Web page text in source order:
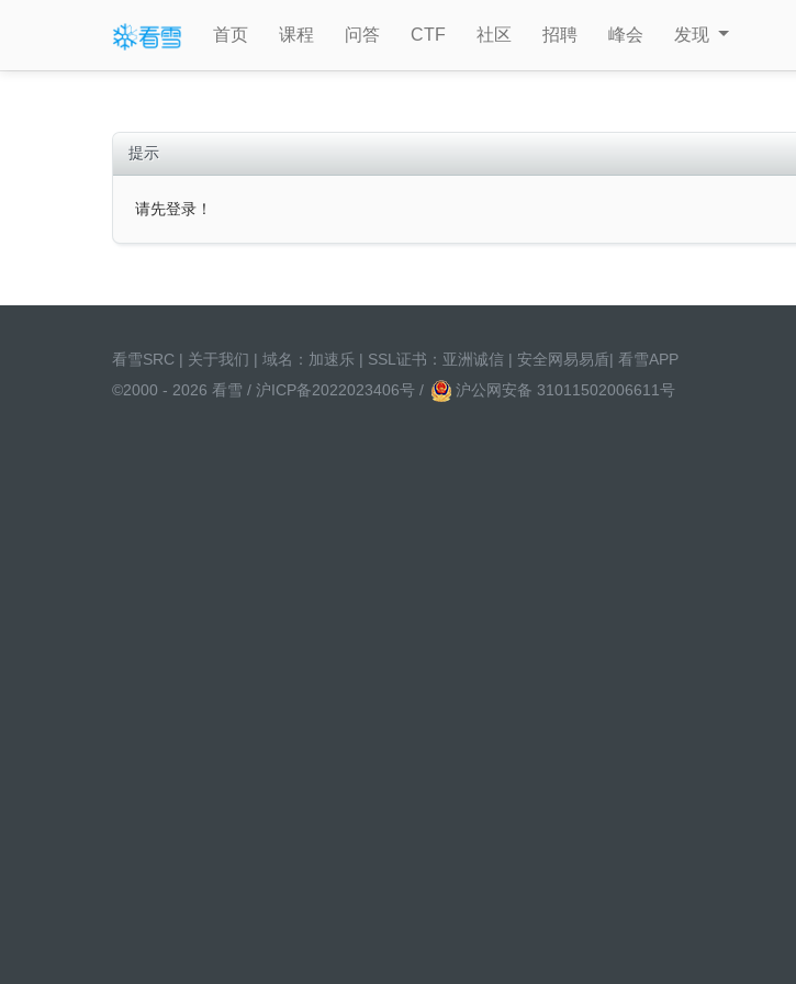
首页 课程 问答 CTF 社区 招聘 峰会 发现
提示
请先登录！
看雪SRC | 关于我们 | 域名： 加速乐 | SSL证书： 亚洲诚信 | 安全网易易盾| 看雪APP
©2000 - 2026 看雪 / 沪ICP备2022023406号 / 沪公网安备 31011502006611号